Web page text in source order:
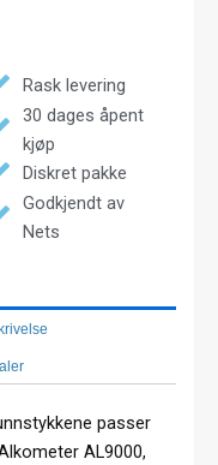
Rask levering
30 dages åpent
kjøp
Diskret pakke
Godkjendt av
Nets
passer
AL9000,